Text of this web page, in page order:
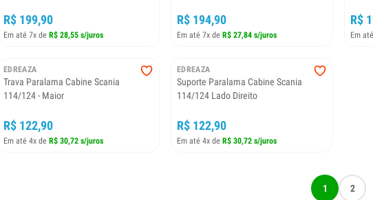
R$ 199,90
Em até 7x de R$ 28,55 s/juros
R$ 194,90
Em até 7x de R$ 27,84 s/juros
R$
Em
EDREAZA
Trava Paralama Cabine Scania
114/124 - Maior
R$ 122,90
Em até 4x de R$ 30,72 s/juros
EDREAZA
Suporte Paralama Cabine Scania
114/124 Lado Direito
R$ 122,90
Em até 4x de R$ 30,72 s/juros
1 2